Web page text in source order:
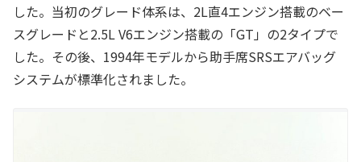
した。当初のグレード体系は、2L直4エンジン搭載のベー
スグレードと2.5L V6エンジン搭載の「GT」の2タイプで
した。その後、1994年モデルから助手席SRSエアバッグ
システムが標準化されました。